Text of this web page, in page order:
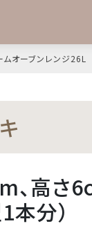
ムオーブンレンジ26L
、高さ
本分）